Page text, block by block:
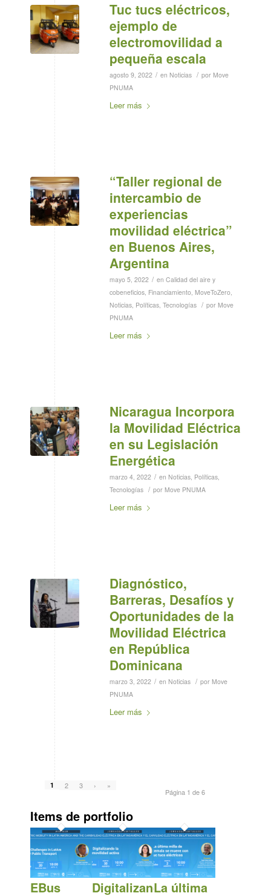
Tuc tucs eléctricos,
ejemplo de
electromovilidad a
pequeña escala
agosto 9, 2022 / en Noticias / por Move
PNUMA
Leer más
“Taller regional de
intercambio de
experiencias
movilidad eléctrica”
en Buenos Aires,
Argentina
mayo 5, 2022 / en Calidad del aire y
cobeneficios Financiamiento MoveToZero
Noticias Políticas Tecnologías / por Move
PNUMA
Leer más
Nicaragua Incorpora
la Movilidad Eléctrica
en su Legislación
Energética
marzo 4, 2022 / en Noticias Políticas
Tecnologías / por Move PNUMA
Leer más
Diagnóstico,
Barreras, Desafíos y
Oportunidades de la
Movilidad Eléctrica
en República
Dominicana
marzo 3, 2022 / en Noticias / por Move
PNUMA
Leer más
Página 1 de 6
1 2 3 › »
Items de portfolio
EBus DigitalizandoLa última